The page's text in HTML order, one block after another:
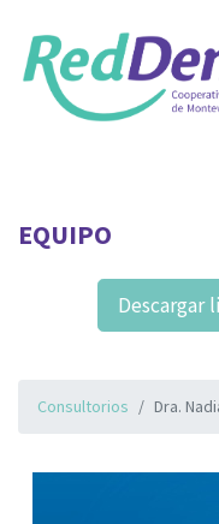
EQUIPO
Descargar
Consultorios Dra.